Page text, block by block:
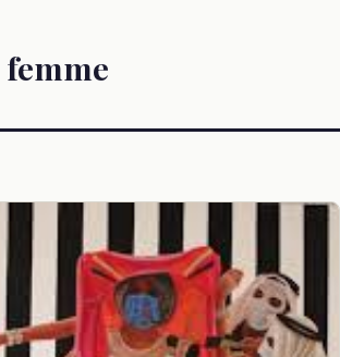
femme